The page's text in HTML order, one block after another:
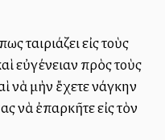
ταιριάζει εἰς τοὺς
εὐγένειαν πρὸς τοὺς
νὰ μὴν ἔχετε ἀνάγκην
νὰ ἐπαρκῆτε εἰς τὸν